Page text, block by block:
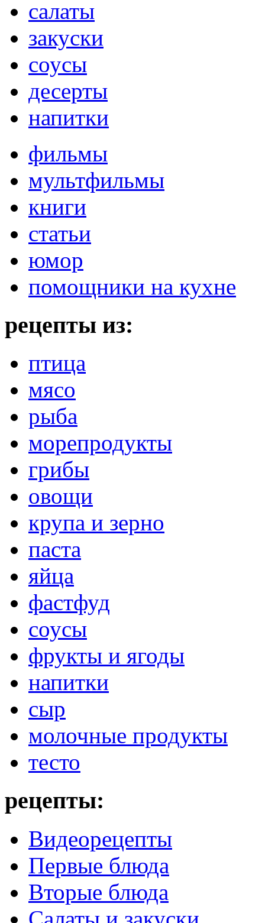
салаты
закуски
соусы
десерты
напитки
фильмы
мультфильмы
книги
статьи
юмор
помощники на кухне
рецепты из:
птица
мясо
рыба
морепродукты
грибы
овощи
крупа и зерно
паста
яйца
фастфуд
соусы
фрукты и ягоды
напитки
сыр
молочные продукты
тесто
рецепты:
Видеорецепты
Первые блюда
Вторые блюда